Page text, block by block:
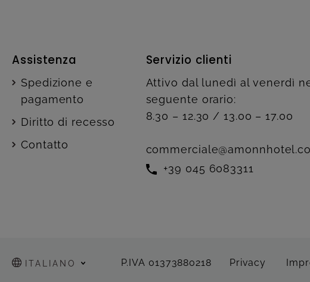
Assistenza
Spedizione e
pagamento
Diritto di recesso
Contatto
Servizio clienti
Attivo dal lunedì al venerdì
seguente orario:
8.30 – 12.30 / 13.00 – 17.00
+39 045 6083311
ITALIANO P.IVA 01373880218 Privacy